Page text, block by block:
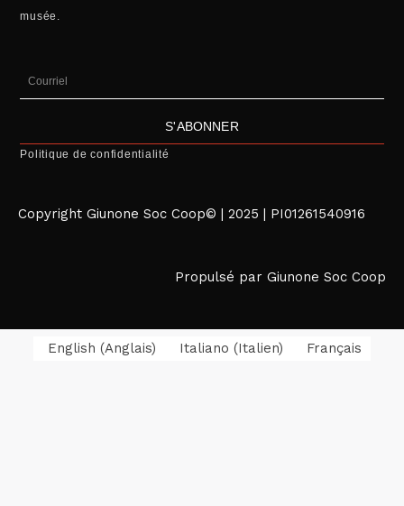
musée.
Courriel
S'ABONNER
Politique de confidentialité
Copyright Giunone Soc Coop© | 2025 | PI01261540916
Propulsé par Giunone Soc Coop
English (Anglais) Italiano (Italien) Français